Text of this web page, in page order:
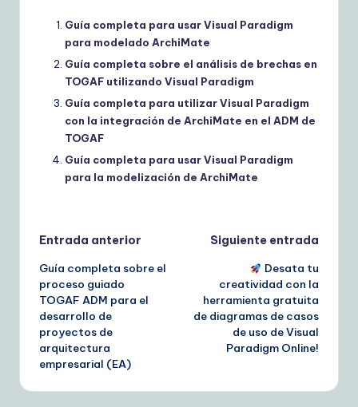
Guía completa para usar Visual Paradigm
para modelado ArchiMate
Guía completa sobre el análisis de brechas en
TOGAF utilizando Visual Paradigm
Guía completa para utilizar Visual Paradigm
con la integración de ArchiMate en el ADM de
TOGAF
Guía completa para usar Visual Paradigm
para la modelización de ArchiMate
Navegación
de
entradas
Entrada anterior
Guía completa sobre el
proceso guiado
TOGAF ADM para el
desarrollo de
proyectos de
arquitectura
empresarial (EA)
Siguiente entrada
Desata tu
creatividad con la
herramienta gratuita
de diagramas de casos
de uso de Visual
Paradigm Online!